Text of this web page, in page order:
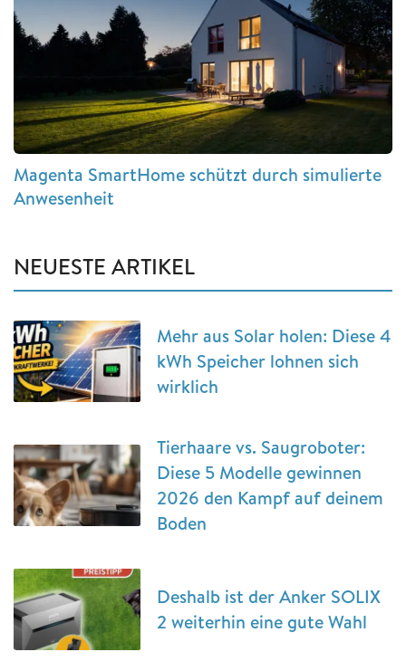
Magenta SmartHome schützt durch simulierte
Anwesenheit
NEUESTE ARTIKEL
Mehr aus Solar holen: Diese 4
kWh Speicher lohnen sich
wirklich
Tierhaare vs. Saugroboter:
Diese 5 Modelle gewinnen
2026 den Kampf auf deinem
Boden
Deshalb ist der Anker SOLIX
2 weiterhin eine gute Wahl